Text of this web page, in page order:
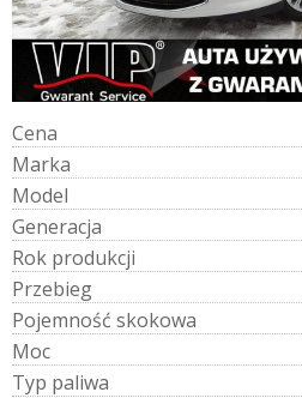
Cena
Marka
Model
Generacja
Rok produkcji
Przebieg
Pojemność skokowa
Moc
Typ paliwa